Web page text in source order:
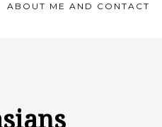
ABOUT ME AND CONTACT